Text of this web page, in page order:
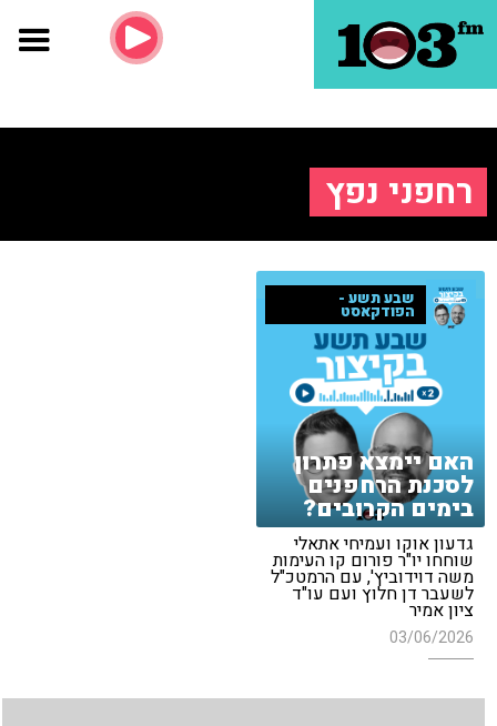
רחפני נפץ
שבע תשע -
הפודקאסט
האם יימצא פתרון
לסכנת הרחפנים
בימים הקרובים?
גדעון אוקו ועמיחי אתאלי
שוחחו יו"ר פורום קו העימות
משה דוידוביץ', עם הרמטכ"ל
לשעבר דן חלוץ ועם עו"ד
ציון אמיר
03/06/2026